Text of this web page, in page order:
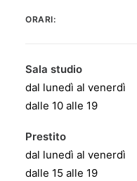
ORARI:
Sala studio
dal lunedì al venerdì
dalle 10 alle 19
Prestito
dal lunedì al venerdì
dalle 15 alle 19